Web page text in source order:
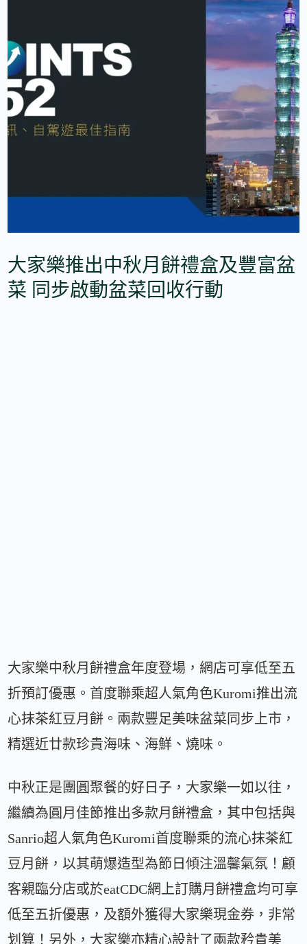
大家樂推出中秋月餅禮盒及豐富盆
菜 同步啟動盆菜回收行動
大家樂中秋月餅禮盒年度登場，網店可享低至五
折預訂優惠。首度聯乘超人氣角色Kuromi推出流
心抹茶紅豆月餅。兩款豐足美味盆菜同步上市，
精選近廿款珍貴海味、海鮮、燒味。
中秋正是團圓聚餐的好日子，大家樂一如以往，
繼續為圓月佳節推出多款月餅禮盒，其中包括與
Sanrio超人氣角色Kuromi首度聯乘的流心抹茶紅
豆月餅，以其萌爆造型為節日傾注溫馨氣氛！顧
客親臨分店或於eatCDC網上訂購月餅禮盒均可享
低至五折優惠，及額外獲得大家樂現金券，非常
划算！另外，大家樂亦精心設計了兩款矜貴美